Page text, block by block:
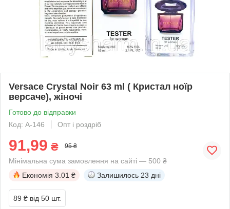
Versace Crystal Noir 63 ml ( Кристал ноїр
версаче), жіночі
Готово до відправки
Код: А-146
Опт і роздріб
91,99 ₴ 95 ₴
Мінімальна сума замовлення на сайті — 500 ₴
Економія 3.01 ₴ Залишилось 23 дні
89 ₴ від 50 шт.